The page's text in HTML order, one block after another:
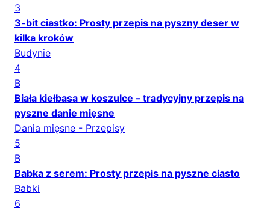
3
3-bit ciastko: Prosty przepis na pyszny deser w
kilka kroków
Budynie
4
B
Biała kiełbasa w koszulce – tradycyjny przepis na
pyszne danie mięsne
Dania mięsne - Przepisy
5
B
Babka z serem: Prosty przepis na pyszne ciasto
Babki
6